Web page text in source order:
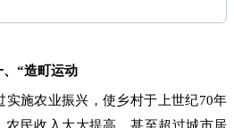
、“造町运动
实施农业振兴，使乡村于上世纪70年